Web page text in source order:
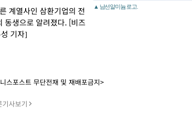
▲ 남선알미늄 로고.
계열사인 삼환기업의 전
동생으로 알려졌다. [비즈
기자]
스포스트 무단전재 및 재배포금지>
사보기